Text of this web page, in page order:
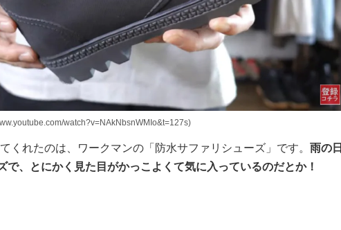
watch?v=NAkNbsnWMIo&t=127s)
くれたのは、ワークマンの「防水サファリシューズ」です。 雨の日
で、とにかく見た目がかっこよくて気に入っているのだとか！